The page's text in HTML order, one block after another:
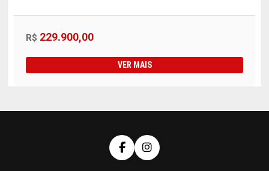
R$ 229.900,00
VER MAIS